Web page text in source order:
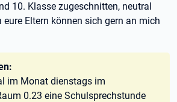
10. Klasse zugeschnitten, neutral
Eltern können sich gern an mich
im Monat dienstags im
0.23 eine Schulsprechstunde